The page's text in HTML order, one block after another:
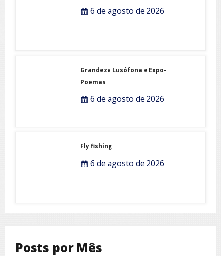
6 de agosto de 2026
Grandeza Lusófona e Expo-
Poemas
6 de agosto de 2026
Fly fishing
6 de agosto de 2026
Posts por Mês